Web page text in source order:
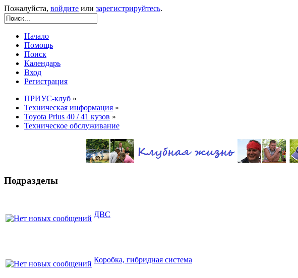
Пожалуйста, войдите или зарегистрируйтесь.
Начало
Помощь
Поиск
Календарь
Вход
Регистрация
ПРИУС-клуб »
Техническая информация »
Toyota Prius 40 / 41 кузов »
Техническое обслуживание
Подразделы
ДВС
Коробка, гибридная система